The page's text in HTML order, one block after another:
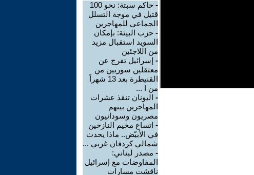
-
حاكم سبتة: نحو 100
قتيل في موجة التسلل
الجماعي للمهاجرين
- حزب البيئة: بإمكان
السويد استقبال مزيد
من اللاجئين
- إسرائيل تفرج عن
معتقلين سوريين من
القنيطرة بعد 13 شهراً
من ا ...
- اليونان تنقذ عشرات
المهاجرين بينهم
مصريون وسودانيون
- اتساع مخيم النازحين
في الأبيّض.. ماذا يحدث
شمالي كردفان غربي ...
- مصدر لبناني:
المفاوضات مع إسرائيل
ناقشت مسارات